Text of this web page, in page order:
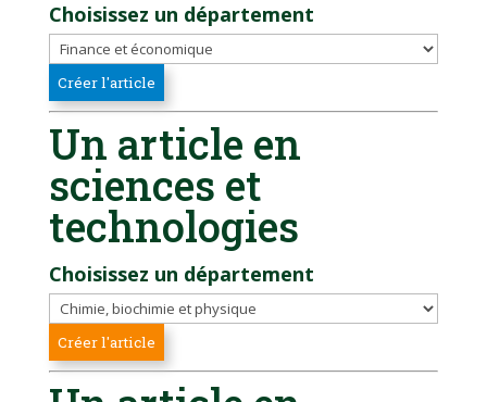
Choisissez un département
Un article en
sciences et
technologies
Choisissez un département